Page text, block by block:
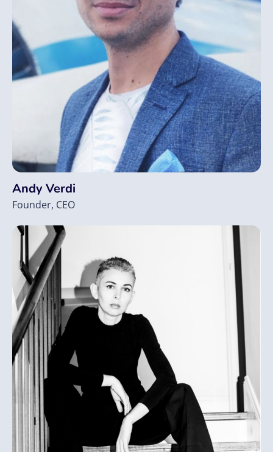
Andy Verdi
Founder, CEO